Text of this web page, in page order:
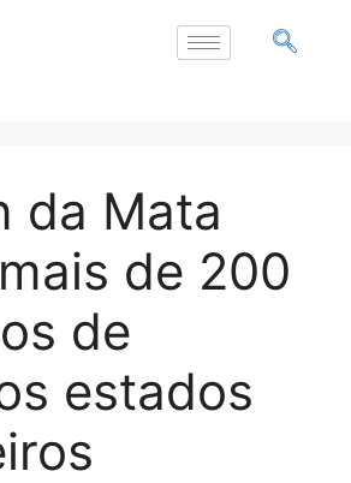
da Mata
de 200
de
estados